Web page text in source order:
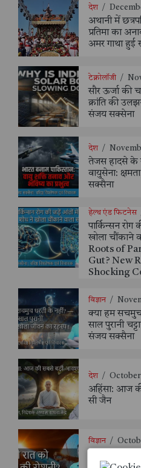
देश /
अथानी में
प्रतिमा का
अमर गाथा हुई
टेक्नोलॉजी /
सौर ऊर्जा की
क्रांति की
संजय सक्सेना
देश /
तेजस हादसे के
वायुसेना:
सक्सैना
हेल्थ एंड फिटनेस
पार्किन्सन
खोला चौंकाने
Roots of
Gut? New
Shocking
विज्ञान /
क्या हम
साल पुरानी
संजय सक्सैना
देश / October
अहिंसा: आज
सी जैन
विज्ञान /
अँधेरी रात